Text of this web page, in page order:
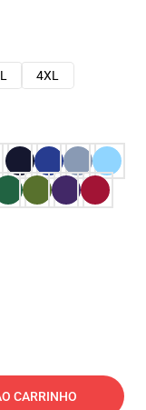
4XL
CARRINHO